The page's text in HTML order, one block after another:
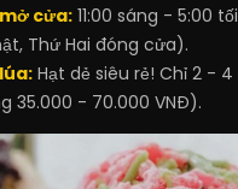
cửa: 11:00 sáng - 5:00
Thứ Hai đóng cửa).
Hạt dẻ siêu rẻ! Chỉ 2 - 4
35.000 - 70.000 VNĐ).